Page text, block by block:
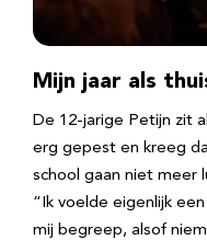
Mijn jaar als
De 12-jarige Petijn zit
erg gepest en kreeg
school gaan niet meer
“Ik voelde eigenlijk
mij begreep, alsof